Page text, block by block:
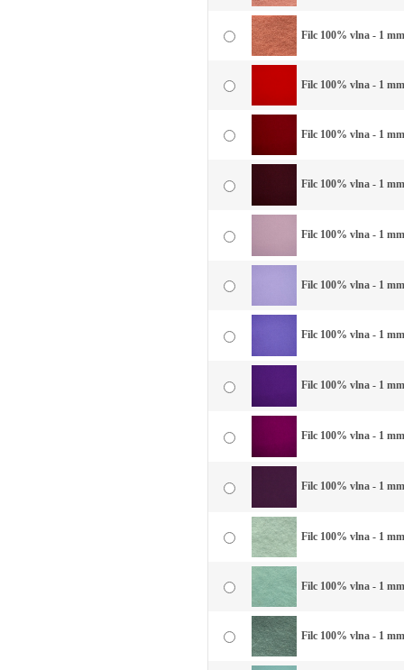
Filc 100% vlna - 1
Filc 100% vlna - 1
Filc 100% vlna - 1
Filc 100% vlna - 1
Filc 100% vlna - 1
Filc 100% vlna - 1
Filc 100% vlna - 1
Filc 100% vlna - 1
Filc 100% vlna - 1
Filc 100% vlna - 1
Filc 100% vlna - 1
Filc 100% vlna - 1
Filc 100% vlna - 1